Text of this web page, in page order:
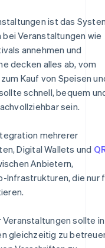
ist das
Veranstaltungen wie
annehmen und
decken alles ab, vom
Kauf von Speisen
schnell, bequem
sein.
mehrerer
Digital Wallets und
Anbietern,
Infrastrukturen, die nur
sollte
gleichzeitig zu